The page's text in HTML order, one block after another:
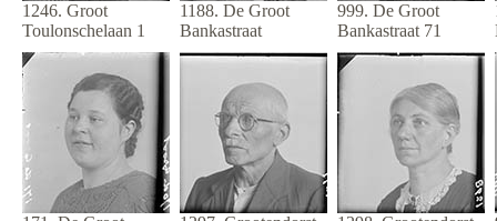
1246. Groot
Toulonschelaan 1
1188. De Groot
Bankastraat
999. De Groot
Bankastraat 71